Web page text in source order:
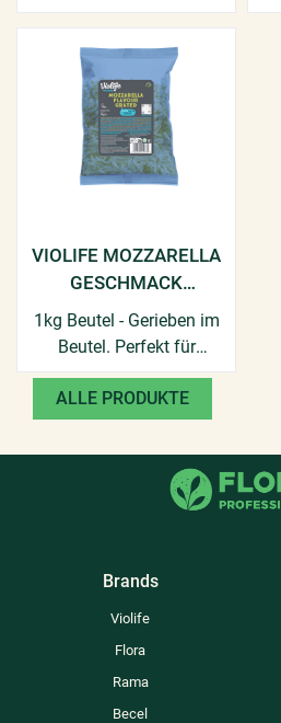
VIOLIFE MOZZARELLA
GESCHMACK
GERIEBEN
1kg Beutel - Gerieben im
Beutel. Perfekt für
Gratins und Aufläufe.
ALLE PRODUKTE
Brands
Violife
Flora
Rama
Becel